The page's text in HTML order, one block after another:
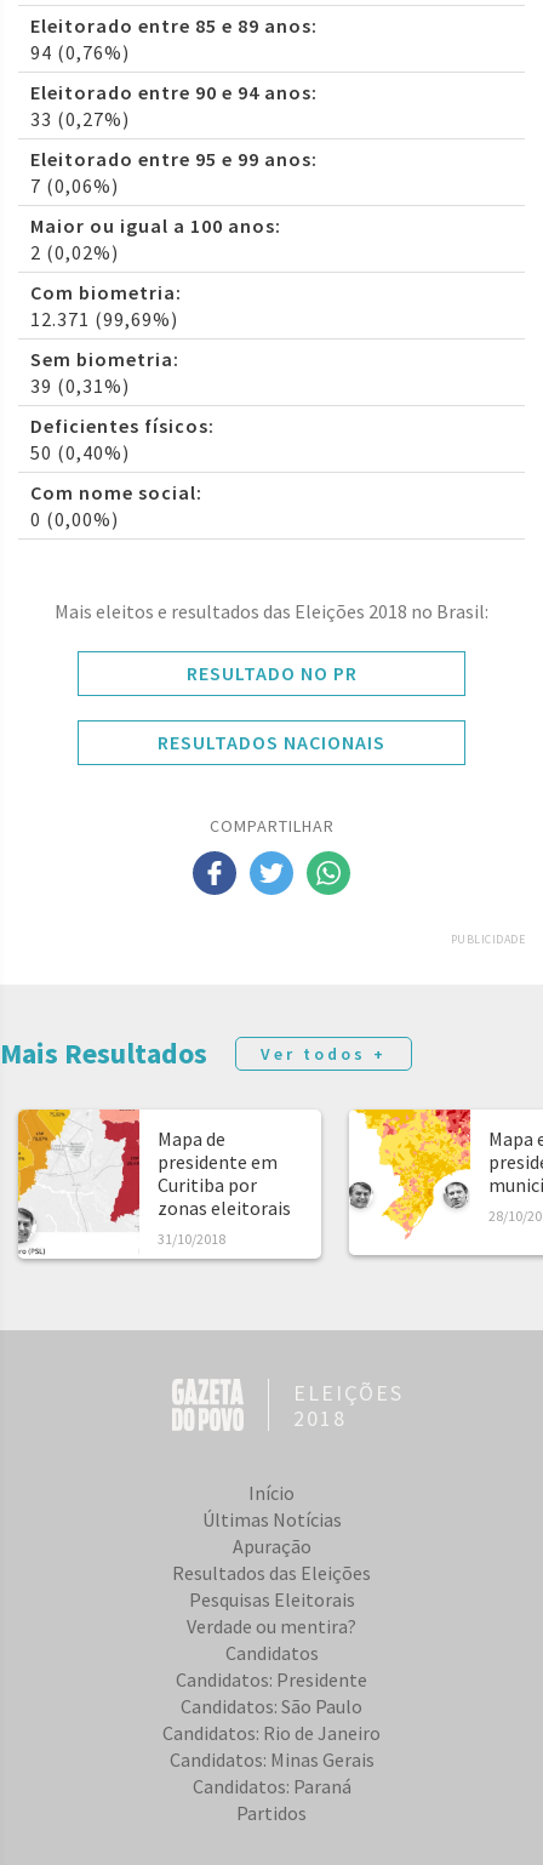
Eleitorado entre 85 e 89 anos:
94 (0,76%)
Eleitorado entre 90 e 94 anos:
33 (0,27%)
Eleitorado entre 95 e 99 anos:
7 (0,06%)
Maior ou igual a 100 anos:
2 (0,02%)
Com biometria:
12.371 (99,69%)
Sem biometria:
39 (0,31%)
Deficientes físicos:
50 (0,40%)
Com nome social:
0 (0,00%)
Mais eleitos e resultados das Eleições 2018 no Brasil:
RESULTADO NO PR
RESULTADOS NACIONAIS
COMPARTILHAR
PUBLICIDADE
Mais Resultados Ver todos +
Mapa de
presidente em
Curitiba por
zonas eleitorais
31/10/2018
Mapa
28/10/
ELEIÇÕES
2018
Início
Últimas Notícias
Apuração
Resultados das Eleições
Pesquisas Eleitorais
Verdade ou mentira?
Candidatos
Candidatos: Presidente
Candidatos: São Paulo
Candidatos: Rio de Janeiro
Candidatos: Minas Gerais
Candidatos: Paraná
Partidos